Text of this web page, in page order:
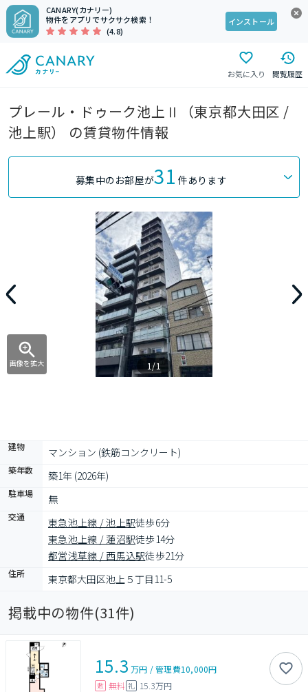
CANARY(カナリー)
物件をアプリでサクサク検索！
(4.8)
インストール
お気に入り 閲覧履歴
プレール・ドゥーク池上Ⅱ（東京都大田区 /
池上駅） の賃貸物件情報
募集中のお部屋が31 件あります
画像を拡大 1/1
建物 マンション (鉄筋コンクリート)
築年数 築1年 (2026年)
駐車場 無
交通 東急池上線 / 池上駅徒歩6分
東急池上線 / 蓮沼駅徒歩14分
都営浅草線 / 西馬込駅徒歩21分
住所 東京都大田区池上５丁目11-5
掲載中の物件(31件)
15.3 万円 /管理費10,000円
敷 無料 礼 15.3万円